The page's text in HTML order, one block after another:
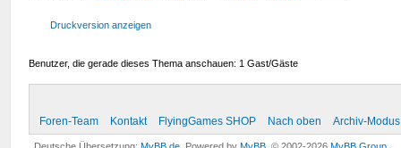
Druckversion anzeigen
Benutzer, die gerade dieses Thema anschauen: 1 Gast/Gäste
Foren-Team Kontakt FlyingGames SHOP Nach oben Archiv-Modus